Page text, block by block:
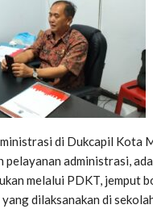
di Dukcapil Kota
pelayanan administrasi,
melalui PDKT, jemput
dilaksanakan di